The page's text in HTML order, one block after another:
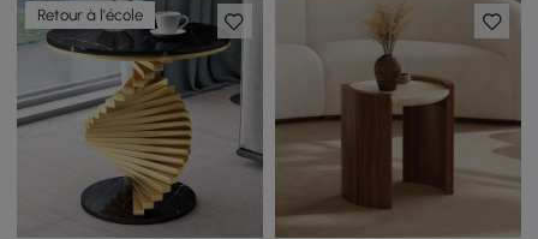
Retour à l'école